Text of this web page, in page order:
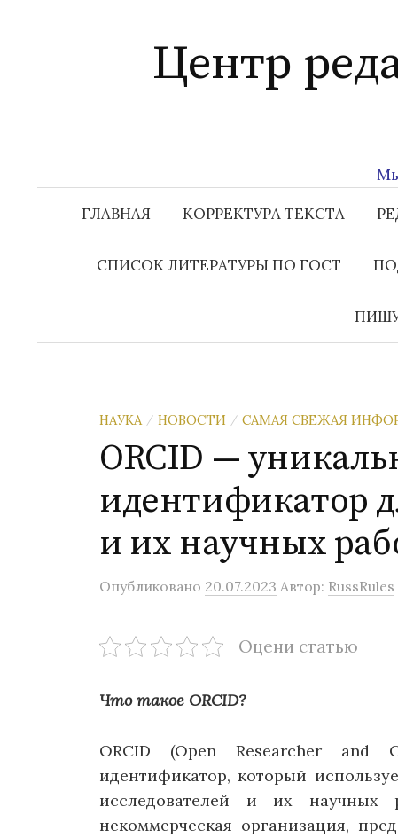
Центр
Мы
ГЛАВНАЯ КОРРЕКТУРА ТЕКСТА
СПИСОК ЛИТЕРАТУРЫ ПО ГОСТ
НАУКА / НОВОСТИ / САМАЯ СВЕЖАЯ
ORCID —
идентификатор
и их научных
Опубликовано 20.07.2023 Автор: RussRules
Оцени статью
Что такое ORCID?
ORCID (Open Researcher
идентификатор, который
исследователей и их научных
некоммерческая организация,